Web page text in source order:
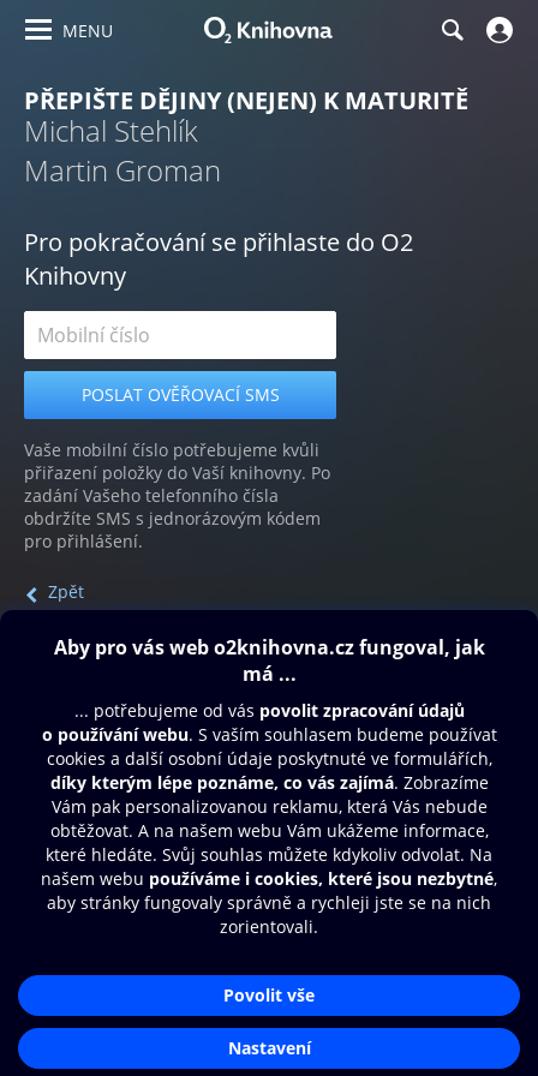
MENU
PŘEPIŠTE DĚJINY (NEJEN) K MATURITĚ
Michal Stehlík
Martin Groman
Pro pokračování se přihlaste do O2
Knihovny
Vaše mobilní číslo potřebujeme kvůli
přiřazení položky do Vaší knihovny. Po
zadání Vašeho telefonního čísla
obdržíte SMS s jednorázovým kódem
pro přihlášení.
Zpět
Obsah ke stažení
Moje O2 Knihovna
Další zábava
© O2 Czech Republic a.s.
Přístupnost
Zásady zpracování osobních údajůAplikace O2 Knihovna
Čti a poslouchej své e-knihy a